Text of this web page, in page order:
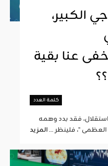
الكبير،
عنا بقية
كلمة العدد
العظمى "، فلينظر ...